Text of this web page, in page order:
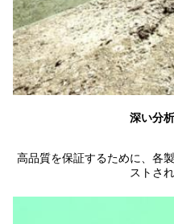
深い分
高品質を保証するために、各
ストさ